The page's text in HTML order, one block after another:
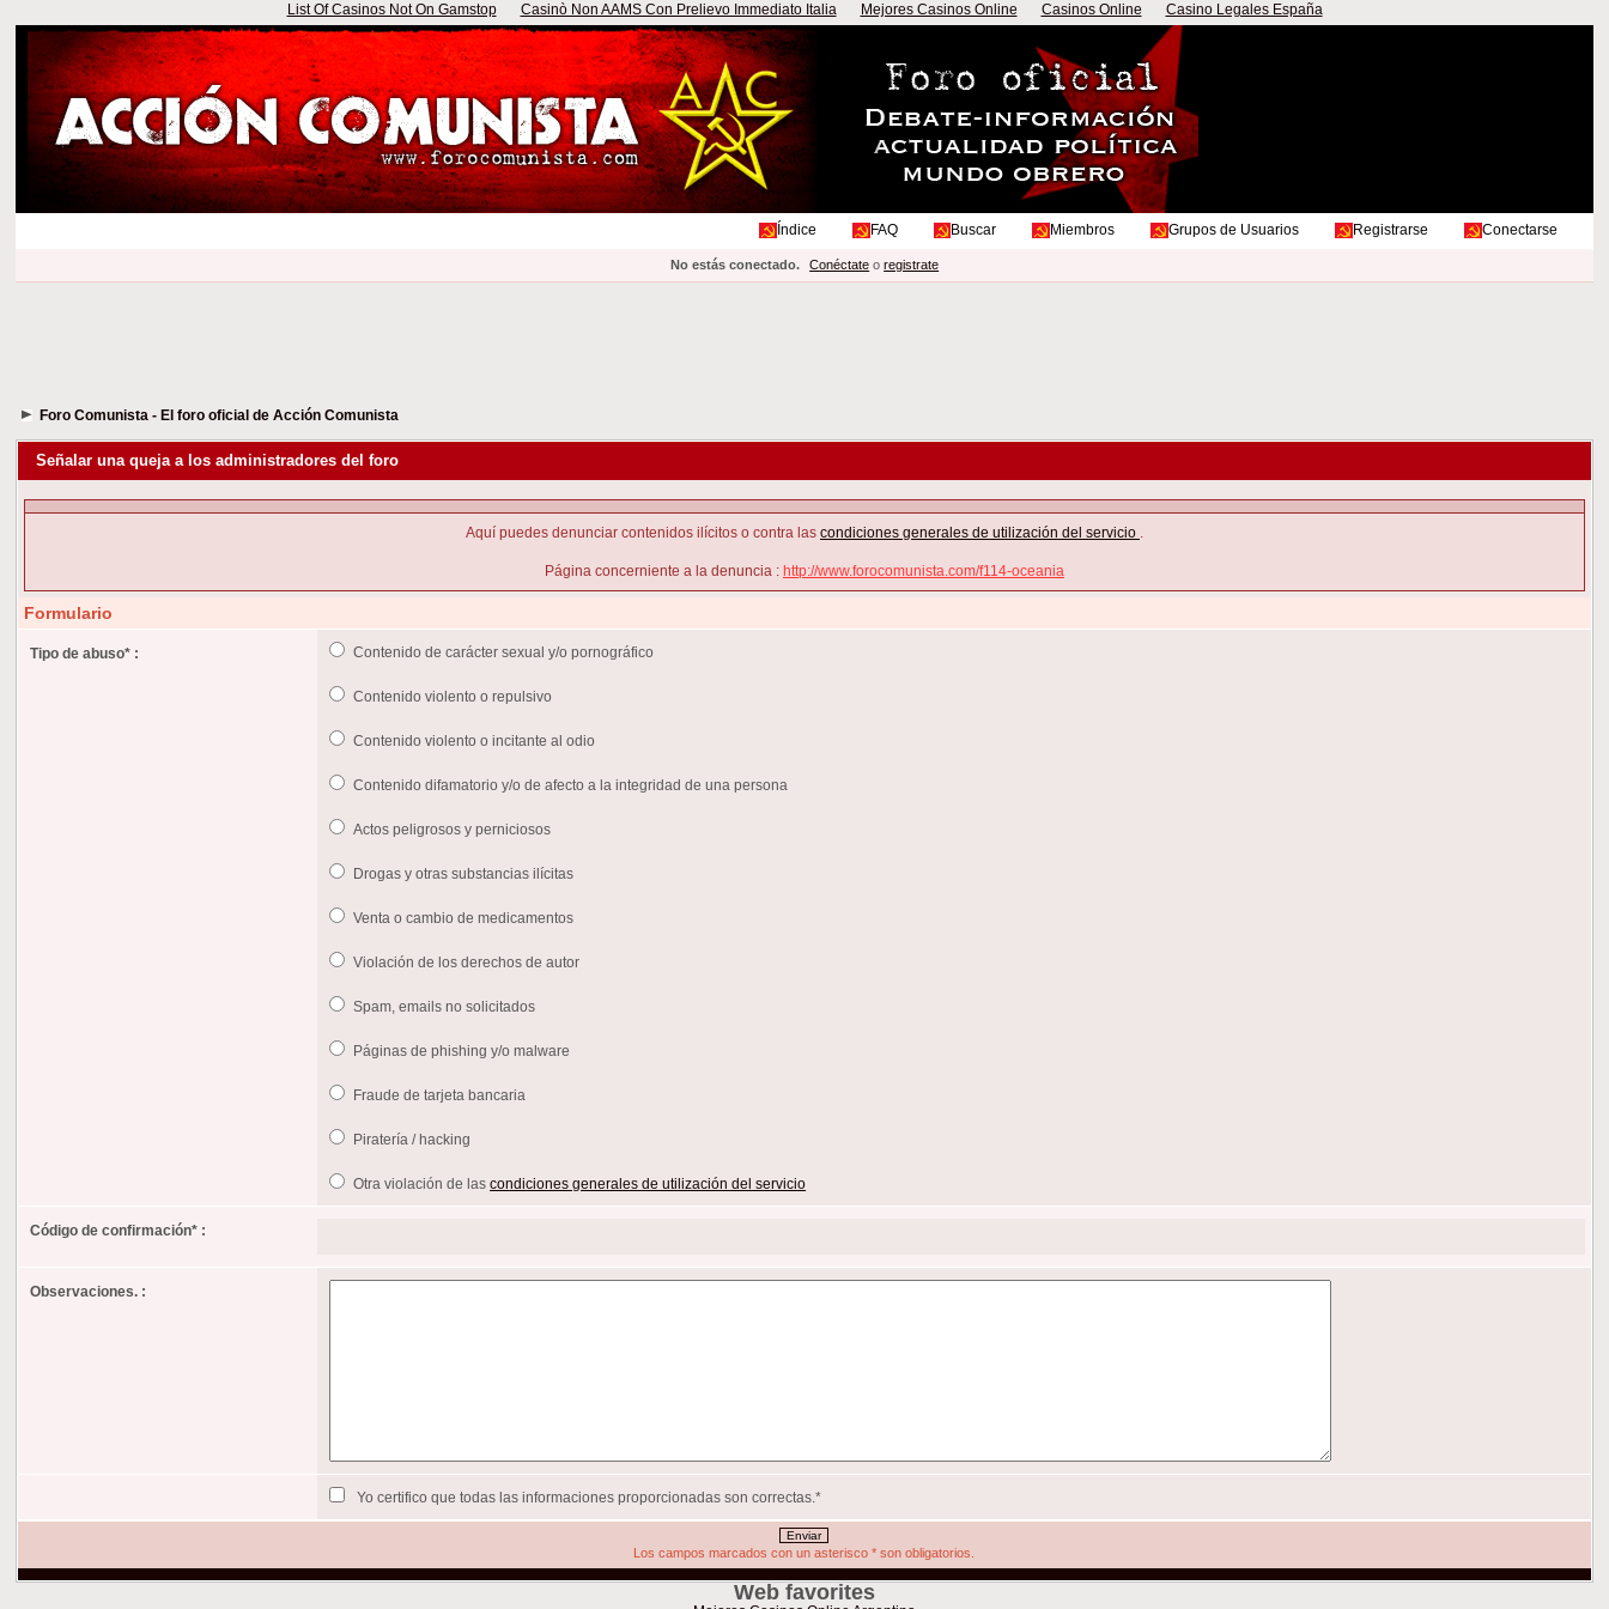
List Of Casinos Not On Gamstop Casinò Non AAMS Con Prelievo Immediato Italia Mejores Casinos Online Casinos Online Casino Legales España
Índice FAQ Buscar Miembros Grupos de Usuarios Registrarse Conectarse
No estás conectado. Conéctate oregistrate
Foro Comunista - El foro oficial de Acción Comunista
Señalar una queja a los administradores del foro
Aquí puedes denunciar contenidos ilícitos o contra las condiciones generales de utilización del servicio
Página concerniente a la denuncia : http://www.forocomunista.com/f114-oceania
Formulario
Tipo de abuso* : Contenido de carácter sexual y/o pornográfico
Contenido violento o repulsivo
Contenido violento o incitante al odio
Contenido difamatorio y/o de afecto a la integridad de una persona
Actos peligrosos y perniciosos
Drogas y otras substancias ilícitas
Venta o cambio de medicamentos
Violación de los derechos de autor
Spam, emails no solicitados
Páginas de phishing y/o malware
Fraude de tarjeta bancaria
Piratería / hacking
Otra violación de lascondiciones generales de utilización del servicio
Código de confirmación* :
Observaciones. :
Yo certifico que todas las informaciones proporcionadas son correctas.*
Los campos marcados con un asterisco* son obligatorios.
Web favorites